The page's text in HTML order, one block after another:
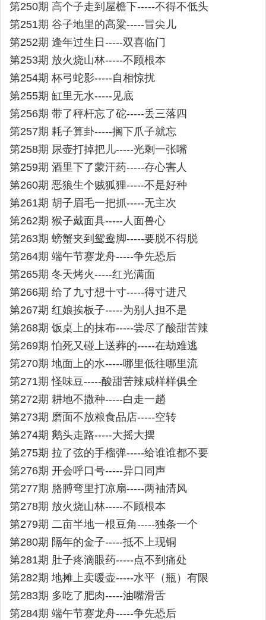
第250期 高个子走到屋檐下-----不得不低头
第251期 谷子地里的高粱-----冒尖儿
第252期 逢年过生日-----双喜临门
第253期 放火烧山林-----不顾根本
第254期 杯弓蛇影-----自相惊扰
第255期 缸里无水-----见底
第256期 带了秤杆忘了砣-----丢三落四
第257期 耗子算卦-----搁下爪子就忘
第258期 尿壶打掉把儿-----光剩一张嘴
第259期 酒里下了蒙汗药-----存心害人
第260期 恶狼生个贼狐狸-----不是好种
第261期 胡子眉毛一把抓-----无主次
第262期 猴子戴面具-----人面兽心
第263期 螃蟹夹到鸳鸯脚-----要脱不得脱
第264期 端午节赛龙舟-----争先恐后
第265期 冬天烤火-----红光满面
第266期 给了九寸想十寸-----得寸进尺
第267期 红娘挨板子-----为别人担不是
第268期 饭桌上的抹布-----尝尽了酸甜苦辣
第269期 怕死又碰上送葬的-----在劫难逃
第270期 地面上的水-----哪里低往哪里流
第271期 怪味豆-----酸甜苦辣咸样样俱全
第272期 耕地不撒种-----白走一趟
第273期 磨面不放粮食品店-----空转
第274期 鹅头走路-----大摇大摆
第275期 拉了弦的手榴弹-----给谁谁都不要
第276期 开会呼口号-----异口同声
第277期 胳膊弯里打凉扇-----两袖清风
第278期 放火烧山林-----不顾根本
第279期 二亩半地一根豆角-----独条一个
第280期 隔年的金子-----抵不上现铜
第281期 肚子疼滴眼药-----点不到痛处
第282期 地摊上卖暖壶-----水平（瓶）有限
第283期 多吃了肥肉-----油嘴滑舌
第284期 端午节赛龙舟-----争先恐后